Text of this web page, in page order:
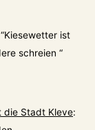
Kiesewetter ist
schreien “
die Stadt Kleve: